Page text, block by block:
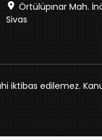
Örtülüpınar Mah.
Sivas
iktibas edilemez.